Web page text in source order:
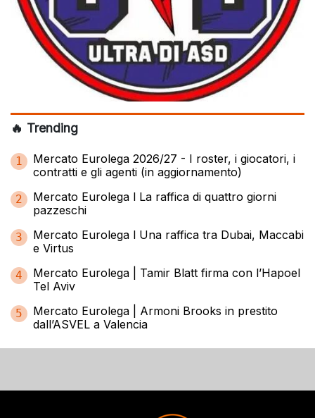
🔥 Trending
1
Mercato Eurolega 2026/27 - I roster, i giocatori, i
contratti e gli agenti (in aggiornamento)
2
Mercato Eurolega l La raffica di quattro giorni
pazzeschi
3
Mercato Eurolega l Una raffica tra Dubai, Maccabi
e Virtus
4
Mercato Eurolega | Tamir Blatt firma con l’Hapoel
Tel Aviv
5
Mercato Eurolega | Armoni Brooks in prestito
dall’ASVEL a Valencia